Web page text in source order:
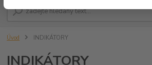
Úvod INDIKÁTORY
INDIKÁTORY